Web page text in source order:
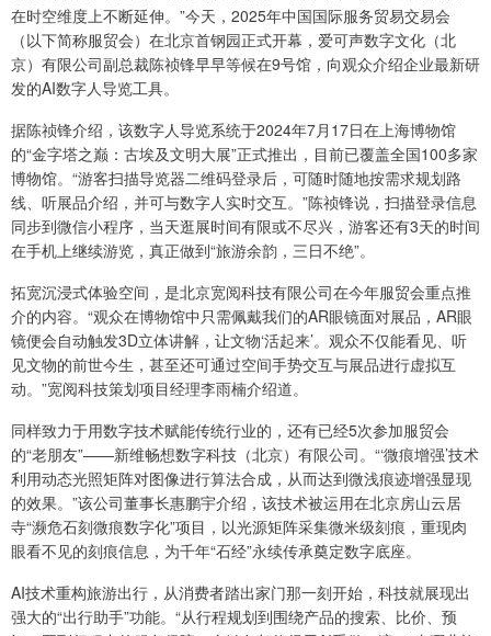
在时空维度上不断延伸。”今天，2025年中国国际服务贸易交易会
（以下简称服贸会）在北京首钢园正式开幕，爱可声数字文化（北
京）有限公司副总裁陈祯锋早早等候在9号馆，向观众介绍企业最新研
发的AI数字人导览工具。
据陈祯锋介绍，该数字人导览系统于2024年7月17日在上海博物馆
的“金字塔之巅：古埃及文明大展”正式推出，目前已覆盖全国100多家
博物馆。“游客扫描导览器二维码登录后，可随时随地按需求规划路
线、听展品介绍，并可与数字人实时交互。”陈祯锋说，扫描登录信息
同步到微信小程序，当天逛展时间有限或不尽兴，游客还有3天的时间
在手机上继续游览，真正做到“旅游余韵，三日不绝”。
拓宽沉浸式体验空间，是北京宽阅科技有限公司在今年服贸会重点推
介的内容。“观众在博物馆中只需佩戴我们的AR眼镜面对展品，AR眼
镜便会自动触发3D立体讲解，让文物‘活起来’。观众不仅能看见、听
见文物的前世今生，甚至还可通过空间手势交互与展品进行虚拟互
动。”宽阅科技策划项目经理李雨楠介绍道。
同样致力于用数字技术赋能传统行业的，还有已经5次参加服贸会
的“老朋友”——新维畅想数字科技（北京）有限公司。“‘微痕增强’技术
利用动态光照矩阵对图像进行算法合成，从而达到微浅痕迹增强显现
的效果。”该公司董事长惠鹏宇介绍，该技术被运用在北京房山云居
寺“濒危石刻微痕数字化”项目，以光源矩阵采集微米级刻痕，重现肉
眼看不见的刻痕信息，为千年“石经”永续传承奠定数字底座。
AI技术重构旅游出行，从消费者踏出家门那一刻开始，科技就展现出
强大的“出行助手”功能。“从行程规划到围绕产品的搜索、比价、预